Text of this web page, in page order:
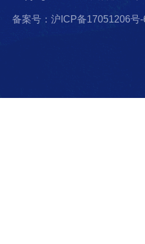
备案号：沪ICP备17051206号-